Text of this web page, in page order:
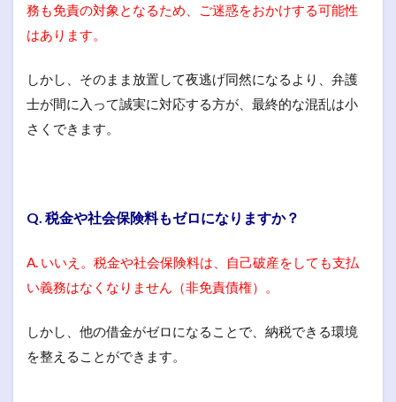
務も免責の対象となるため、ご迷惑をおかけする可能性
はあります。
しかし、そのまま放置して夜逃げ同然になるより、弁護
士が間に入って誠実に対応する方が、最終的な混乱は小
さくできます。
Q. 税金や社会保険料もゼロになりますか？
A. いいえ。税金や社会保険料は、自己破産をしても支払
い義務はなくなりません（非免責債権）。
しかし、他の借金がゼロになることで、納税できる環境
を整えることができます。